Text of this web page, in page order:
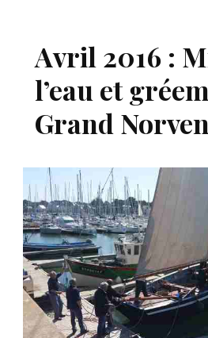
Avril 2016 :
l’eau et
Grand